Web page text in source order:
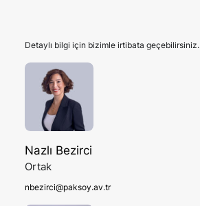
Detaylı bilgi için bizimle irtibata geçebilirsiniz.
Nazlı Bezirci
Ortak
nbezirci@paksoy.av.tr